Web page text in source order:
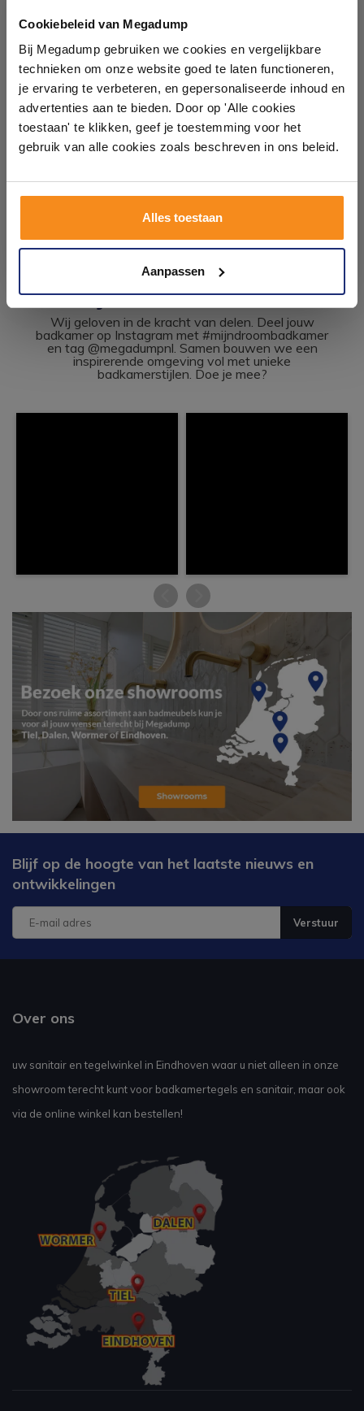
Cookiebeleid van Megadump
Bij Megadump gebruiken we cookies en vergelijkbare
technieken om onze website goed te laten functioneren,
je ervaring te verbeteren, en gepersonaliseerde inhoud en
advertenties aan te bieden. Door op 'Alle cookies
toestaan' te klikken, geef je toestemming voor het
gebruik van alle cookies zoals beschreven in ons beleid.
Alles toestaan
Aanpassen
Hoogte: 50 cm
Diepte: 47.5 cm
#mijndroombadkamer
Wij geloven in de kracht van delen. Deel jouw
badkamer op Instagram met #mijndroombadkamer
en tag @megadumpnl. Samen bouwen we een
inspirerende omgeving vol met unieke
badkamerstijlen. Doe je mee?
Blijf op de hoogte van het laatste nieuws en
ontwikkelingen
Verstuur
Over ons
uw sanitair en tegelwinkel in Eindhoven waar u niet alleen in onze
showroom terecht kunt voor badkamertegels en sanitair, maar ook
via de online winkel kan bestellen!
badkamers in onze 1000 m²
showroom
Laat je inspireren door 21 volledig ingerichte
badkameropstellingen – van compact tot luxe. Onze
ervaren adviseurs helpen je persoonlijk, en je vindt
tegels & sanitair direct uit voorraad. Gratis parkeren
op eigen terrein.
Kom langs en ervaar zelf het verschil!